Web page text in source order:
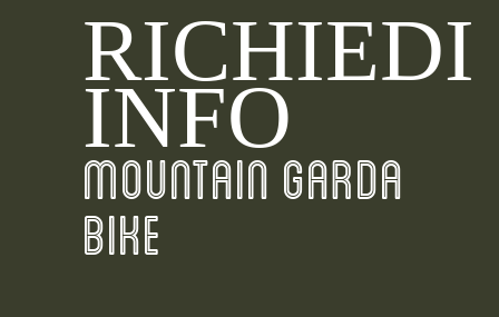
RICHIEDI
INFO
MOUNTAIN GARDA
BIKE